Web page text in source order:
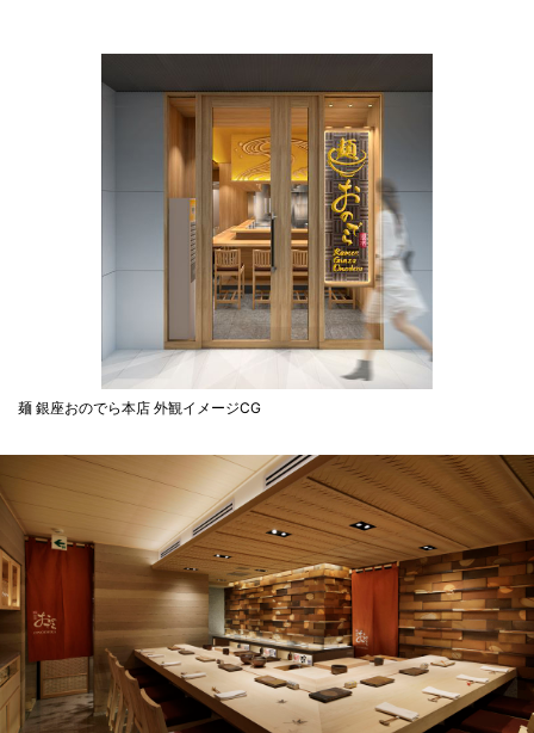
麺 銀座おのでら本店 外観イメージCG